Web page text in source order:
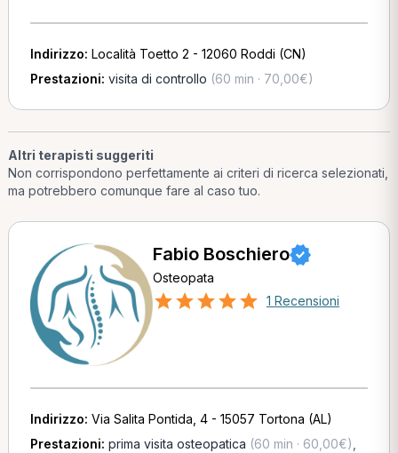
Indirizzo: Località Toetto 2 - 12060 Roddi (CN)
Prestazioni: visita di controllo (60 min · 70,00€)
Altri terapisti suggeriti
Non corrispondono perfettamente ai criteri di ricerca selezionati,
ma potrebbero comunque fare al caso tuo.
Fabio Boschiero
Osteopata
1 Recensioni
Indirizzo: Via Salita Pontida, 4 - 15057 Tortona (AL)
Prestazioni: prima visita osteopatica (60 min · 60,00€)